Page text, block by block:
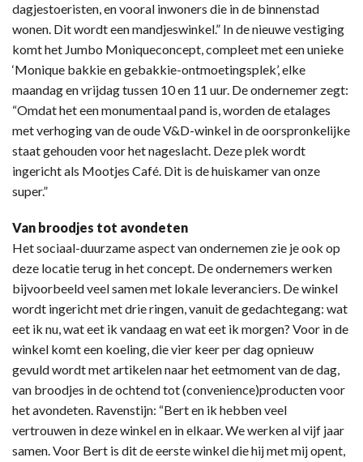
dagjestoeristen, en vooral inwoners die in de binnenstad
wonen. Dit wordt een mandjeswinkel.” In de nieuwe vestiging
komt het Jumbo Moniqueconcept, compleet met een unieke
‘Monique bakkie en gebakkie-ontmoetingsplek’, elke
maandag en vrijdag tussen 10 en 11 uur. De ondernemer zegt:
“Omdat het een monumentaal pand is, worden de etalages
met verhoging van de oude V&D-winkel in de oorspronkelijke
staat gehouden voor het nageslacht. Deze plek wordt
ingericht als Mootjes Café. Dit is de huiskamer van onze
super.”
Van broodjes tot avondeten
Het sociaal-duurzame aspect van ondernemen zie je ook op
deze locatie terug in het concept. De ondernemers werken
bijvoorbeeld veel samen met lokale leveranciers. De winkel
wordt ingericht met drie ringen, vanuit de gedachtegang: wat
eet ik nu, wat eet ik vandaag en wat eet ik morgen? Voor in de
winkel komt een koeling, die vier keer per dag opnieuw
gevuld wordt met artikelen naar het eetmoment van de dag,
van broodjes in de ochtend tot (convenience)producten voor
het avondeten. Ravenstijn: “Bert en ik hebben veel
vertrouwen in deze winkel en in elkaar. We werken al vijf jaar
samen. Voor Bert is dit de eerste winkel die hij met mij opent,